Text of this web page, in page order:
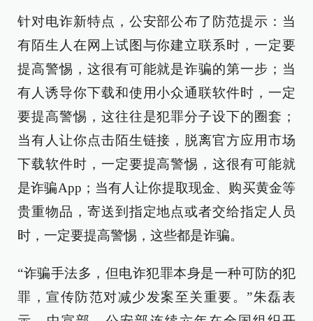
针对电诈新特点，公安部公布了防范提示：当
有陌生人在网上试图与你建立联系时，一定要
提高警惕，这很有可能就是诈骗的第一步；当
有人诱导你下载和使用小众通联软件时，一定
要提高警惕，这往往是犯罪分子设下的圈套；
当有人让你点击陌生链接，脱离官方应用市场
下载软件时，一定要提高警惕，这很有可能就
是诈骗App；当有人让你提取现金、购买黄金等
贵重物品，寄送到指定地点或者交给指定人员
时，一定要提高警惕，这些都是诈骗。
“诈骗手法多，但电诈犯罪本身是一种可防的犯
罪，宣传防范对减少发案至关重要。”朱磊表